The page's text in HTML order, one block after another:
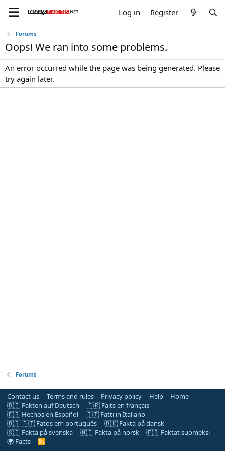
Log in Register
Forums
Oops! We ran into some problems.
An error occurred while the page was being generated. Please
try again later.
Forums
Contact us Terms and rules Privacy policy Help
Home
🇩🇪 Fakten auf Deutsch
🇫🇷 Faits en français
🇪🇸 Hechos en Español
🇮🇹 Fatti in Italiano
🇧🇷 🇵🇹 Fatos em português
🇩🇰 Fakta på dansk
🇸🇪 Fakta på svenska
🇳🇴 Fakta på norsk
🇫🇮 Faktat suomeksi
🌍 Facts
R